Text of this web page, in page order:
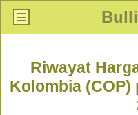
Riwayat
Kolombia (COP)